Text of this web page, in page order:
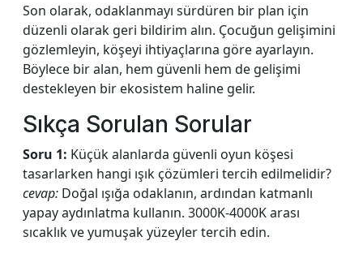
Son olarak, odaklanmayı sürdüren bir plan için
düzenli olarak geri bildirim alın. Çocuğun gelişimini
gözlemleyin, köşeyi ihtiyaçlarına göre ayarlayın.
Böylece bir alan, hem güvenli hem de gelişimi
destekleyen bir ekosistem haline gelir.
Sıkça Sorulan Sorular
Soru 1: Küçük alanlarda güvenli oyun köşesi
tasarlarken hangi ışık çözümleri tercih edilmelidir?
cevap: Doğal ışığa odaklanın, ardından katmanlı
yapay aydınlatma kullanın. 3000K-4000K arası
sıcaklık ve yumuşak yüzeyler tercih edin.